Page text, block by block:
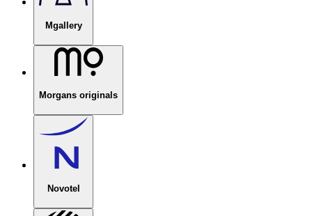
Mgallery
Morgans originals
Novotel